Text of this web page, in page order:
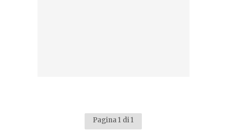
Pagina 1 di 1